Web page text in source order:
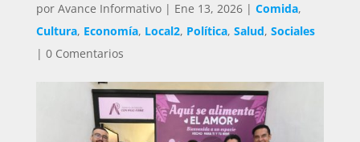
por Avance Informativo| Ene 13, 2026| Comida,
Cultura, Economía, Local2, Política, Salud, Sociales
| 0 Comentarios